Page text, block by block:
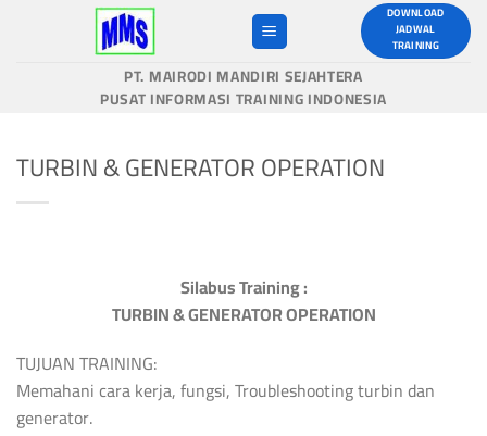
DOWNLOAD
JADWAL
TRAINING
PT. MAIRODI MANDIRI SEJAHTERA
PUSAT INFORMASI TRAINING INDONESIA
TURBIN & GENERATOR OPERATION
Silabus Training :
TURBIN & GENERATOR OPERATION
TUJUAN TRAINING:
Memahani cara kerja, fungsi, Troubleshooting turbin dan
generator.